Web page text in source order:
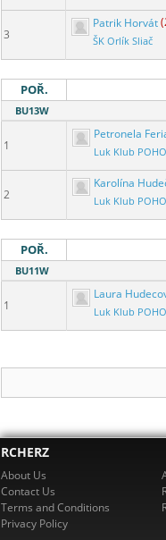
3
Patrik Horvát
ŠK Orlík Sliač
POŘ.
BU13W
1
Petronela
Luk Klub
2
Karolína
Luk Klub
POŘ.
BU11W
1
Laura
Luk Klub
RCHERZ
About Us
Contact Us
Terms and Conditions
Privacy Policy